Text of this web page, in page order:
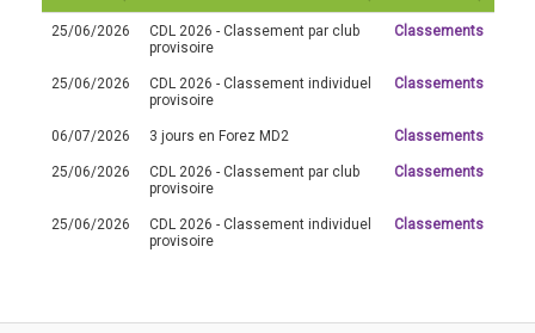
25/06/2026
CDL 2026 - Classement par club
provisoire
Classements
25/06/2026
CDL 2026 - Classement individuel
provisoire
Classements
06/07/2026 3 jours en Forez MD2 Classements
25/06/2026
CDL 2026 - Classement par club
provisoire
Classements
25/06/2026
CDL 2026 - Classement individuel
provisoire
Classements